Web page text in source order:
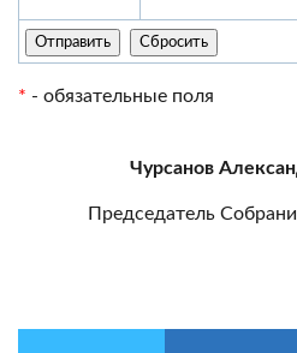
* - обязательные поля
Чурсанов
Председатель